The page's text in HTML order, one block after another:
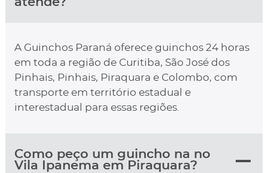
A Guinchos Paraná oferece guinchos 24 horas
em toda a região de Curitiba, São José dos
Pinhais, Pinhais, Piraquara e Colombo, com
transporte em território estadual e
interestadual para essas regiões.
Como peço um guincho na no
Vila Ipanema em Piraquara?